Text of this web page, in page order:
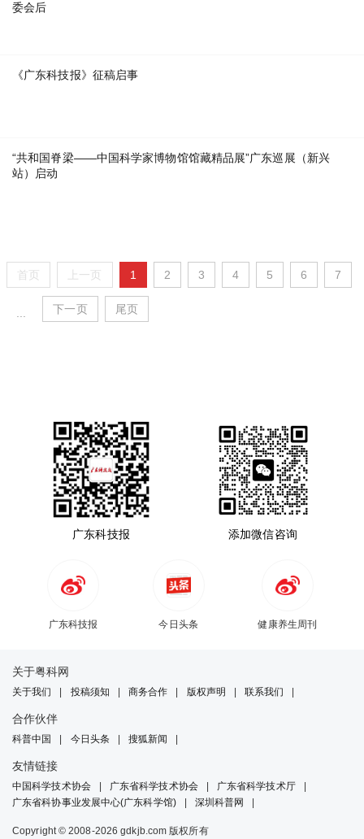
委会后
《广东科技报》征稿启事
“共和国脊梁——中国科学家博物馆馆藏精品展”广东巡展（新兴
站）启动
首页 上一页 1 2 3 4 5 6 7
下一页 尾页
广东科技报 添加微信咨询
广东科技报 今日头条 健康养生周刊
关于粤科网
关于我们 投稿须知 商务合作 版权声明 联系我们
合作伙伴
科普中国 今日头条 搜狐新闻
友情链接
中国科学技术协会 广东省科学技术协会 广东省科学技术厅
广东省科协事业发展中心(广东科学馆)
深圳科普网
Copyright © 2008-2026 gdkjb.com 版权所有